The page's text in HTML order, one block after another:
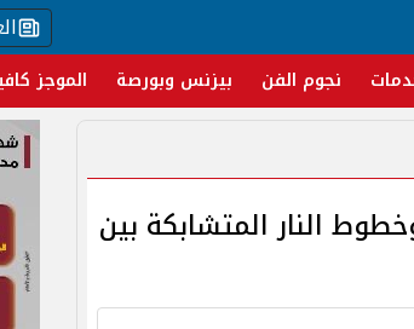
نجوم الفن بيزنس وبورصة الموجز
النار المتشابكة بين